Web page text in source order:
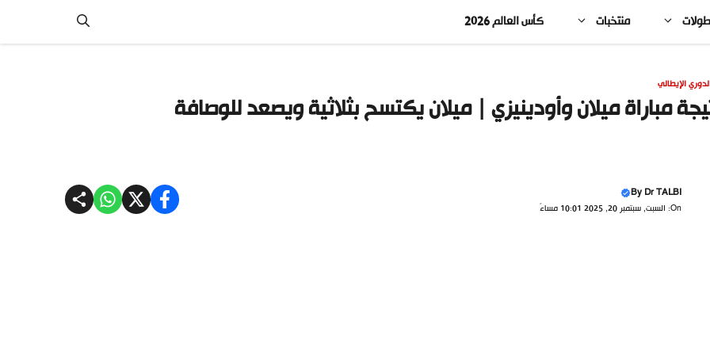
منتخبات كأس العالم 2026
الإيطالي
مباراة ميلان وأودينيزي | ميلان يكتسح بثلاثية ويصعد للوصافة
ByDr TALBI
On: السبت, سبتمبر 20, 2025 10:01 مساءً